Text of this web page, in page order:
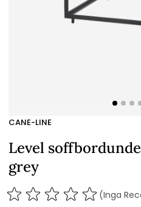
CANE-LINE
Level
grey
(Inga